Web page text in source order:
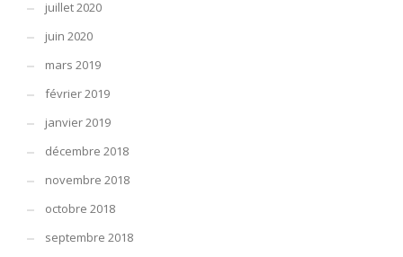
juillet 2020
juin 2020
mars 2019
février 2019
janvier 2019
décembre 2018
novembre 2018
octobre 2018
septembre 2018